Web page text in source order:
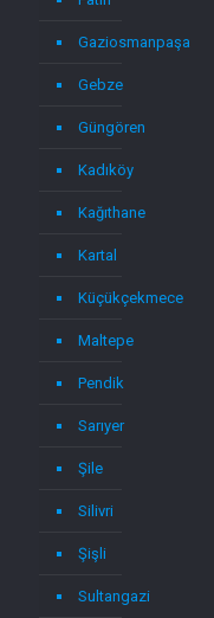
Gaziosmanpaşa
Gebze
Güngören
Kadıköy
Kağıthane
Kartal
Küçükçekmece
Maltepe
Pendik
Sarıyer
Şile
Silivri
Şişli
Sultangazi